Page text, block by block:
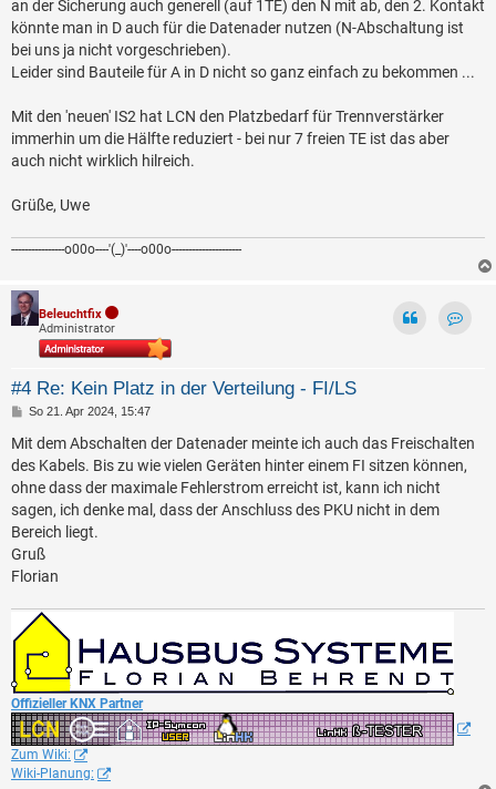
an der Sicherung auch generell (auf 1TE) den N mit ab, den 2. Kontakt
könnte man in D auch für die Datenader nutzen (N-Abschaltung ist
bei uns ja nicht vorgeschrieben).
Leider sind Bauteile für A in D nicht so ganz einfach zu bekommen ...
Mit den 'neuen' IS2 hat LCN den Platzbedarf für Trennverstärker
immerhin um die Hälfte reduziert - bei nur 7 freien TE ist das aber
auch nicht wirklich hilreich.
Grüße, Uwe
----------------o00o----'(_)'----o00o---------------------
Beleuchtfix
Administrator
#4 Re: Kein Platz in der Verteilung - FI/LS
B
i
r
a
g
So 21. Apr 2024, 15:47
Mit dem Abschalten der Datenader meinte ich auch das Freischalten
des Kabels. Bis zu wie vielen Geräten hinter einem FI sitzen können,
ohne dass der maximale Fehlerstrom erreicht ist, kann ich nicht
sagen, ich denke mal, dass der Anschluss des PKU nicht in dem
Bereich liegt.
Gruß
Florian
Offizieller KNX Partner
Zum Wiki:
Wiki-Planung: